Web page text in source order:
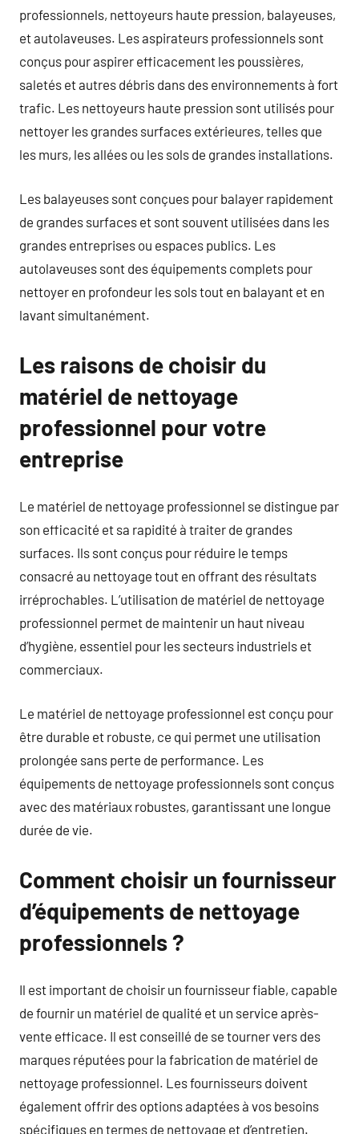
professionnels, nettoyeurs haute pression, balayeuses,
et autolaveuses. Les aspirateurs professionnels sont
conçus pour aspirer efficacement les poussières,
saletés et autres débris dans des environnements à fort
trafic. Les nettoyeurs haute pression sont utilisés pour
nettoyer les grandes surfaces extérieures, telles que
les murs, les allées ou les sols de grandes installations.
Les balayeuses sont conçues pour balayer rapidement
de grandes surfaces et sont souvent utilisées dans les
grandes entreprises ou espaces publics. Les
autolaveuses sont des équipements complets pour
nettoyer en profondeur les sols tout en balayant et en
lavant simultanément.
Les raisons de choisir du
matériel de nettoyage
professionnel pour votre
entreprise
Le matériel de nettoyage professionnel se distingue par
son efficacité et sa rapidité à traiter de grandes
surfaces. Ils sont conçus pour réduire le temps
consacré au nettoyage tout en offrant des résultats
irréprochables. L’utilisation de matériel de nettoyage
professionnel permet de maintenir un haut niveau
d’hygiène, essentiel pour les secteurs industriels et
commerciaux.
Le matériel de nettoyage professionnel est conçu pour
être durable et robuste, ce qui permet une utilisation
prolongée sans perte de performance. Les
équipements de nettoyage professionnels sont conçus
avec des matériaux robustes, garantissant une longue
durée de vie.
Comment choisir un fournisseur
d’équipements de nettoyage
professionnels ?
Il est important de choisir un fournisseur fiable, capable
de fournir un matériel de qualité et un service après-
vente efficace. Il est conseillé de se tourner vers des
marques réputées pour la fabrication de matériel de
nettoyage professionnel. Les fournisseurs doivent
également offrir des options adaptées à vos besoins
spécifiques en termes de nettoyage et d’entretien.